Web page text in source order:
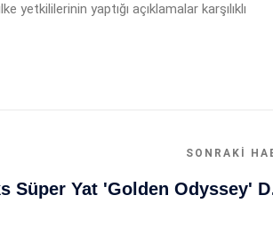
yaptığı açıklamalar karşılıklı
SONRAKI